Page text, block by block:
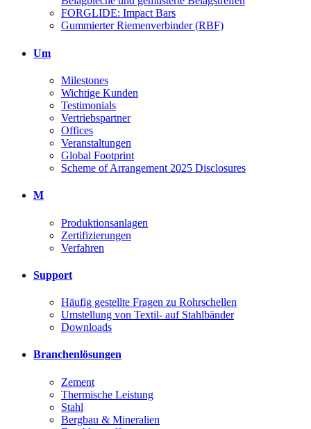
FORGLIDE: Impact Bars
Gummierter Riemenverbinder (RBF)
Um
Milestones
Wichtige Kunden
Testimonials
Vertriebspartner
Offices
Veranstaltungen
Global Footprint
Scheme of Arrangement 2025 Disclosures
M
Produktionsanlagen
Zertifizierungen
Verfahren
Support
Häufig gestellte Fragen zu Rohrschellen
Umstellung von Textil- auf Stahlbänder
Downloads
Branchenlösungen
Zement
Thermische Leistung
Stahl
Bergbau & Mineralien